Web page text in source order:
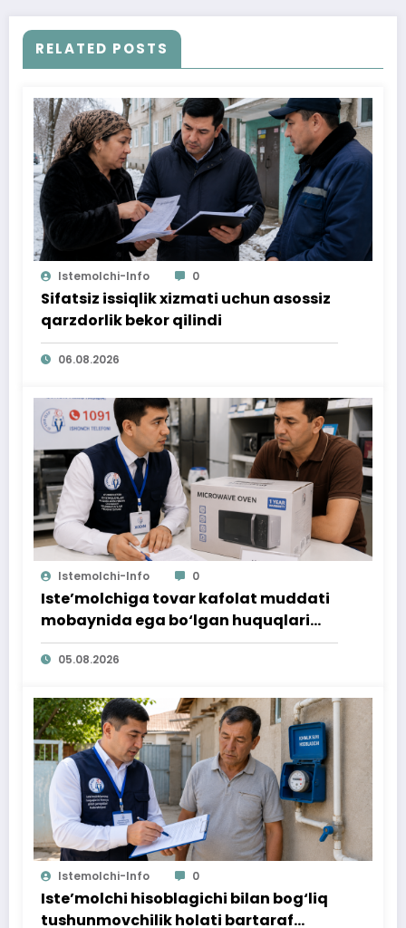
RELATED POSTS
Istemolchi-Info 0
Sifatsiz issiqlik xizmati uchun asossiz
qarzdorlik bekor qilindi
06.08.2026
Istemolchi-Info 0
Iste’molchiga tovar kafolat muddati
mobaynida ega bo‘lgan huquqlari
ta’minlab berildi
05.08.2026
Istemolchi-Info 0
Iste’molchi hisoblagichi bilan bog‘liq
tushunmovchilik holati bartaraf